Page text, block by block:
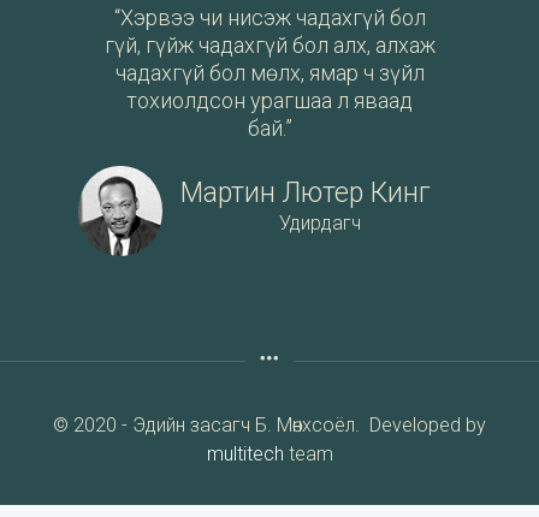
“Хэрвээ чи нисэж чадахгүй бол
гүй, гүйж чадахгүй бол алх, алхаж
чадахгүй бол мөлх, ямар ч зүйл
тохиолдсон урагшаа л яваад
бай.”
Мартин Лютер Кинг
Удирдагч
© 2020 - Эдийн засагч Б. Мөнхсоёл. Developed by
multitech team